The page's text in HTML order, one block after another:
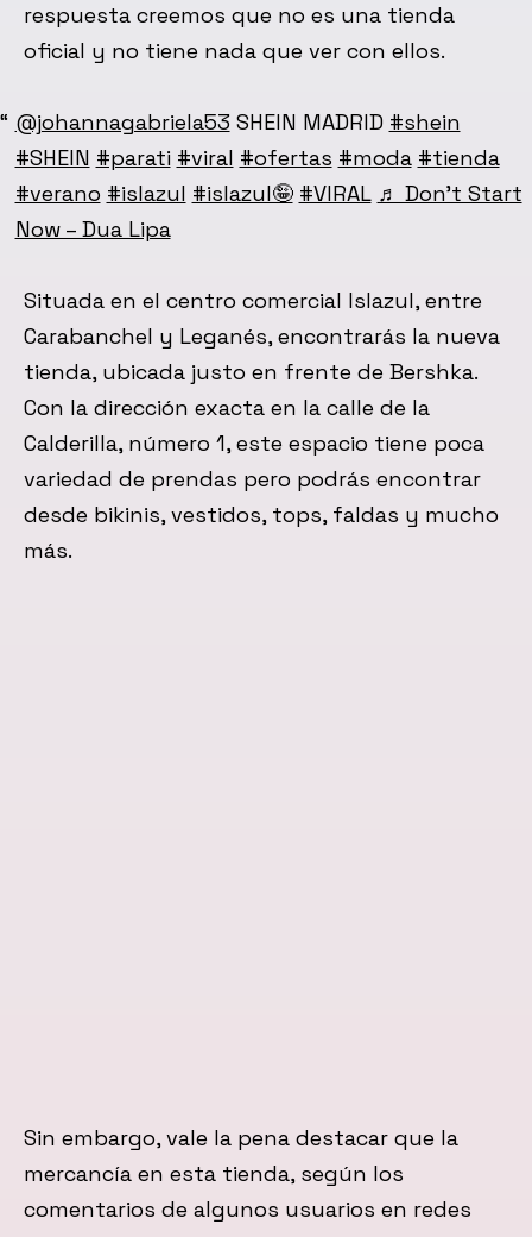
respuesta creemos que no es una tienda
oficial y no tiene nada que ver con ellos.
@johannagabriela53SHEIN MADRID #shein
#SHEIN #parati #viral #ofertas #moda #tienda
#verano #islazul #islazul🤪 #VIRAL ♬ Don't Start
Now – Dua Lipa
Situada en el centro comercial Islazul, entre
Carabanchel y Leganés, encontrarás la nueva
tienda, ubicada justo en frente de Bershka.
Con la dirección exacta en la calle de la
Calderilla, número 1, este espacio tiene poca
variedad de prendas pero podrás encontrar
desde bikinis, vestidos, tops, faldas y mucho
más.
Sin embargo, vale la pena destacar que la
mercancía en esta tienda, según los
comentarios de algunos usuarios en redes